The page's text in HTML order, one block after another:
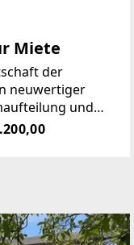
Miete
der
neuwertiger
und
Die
von rund 160